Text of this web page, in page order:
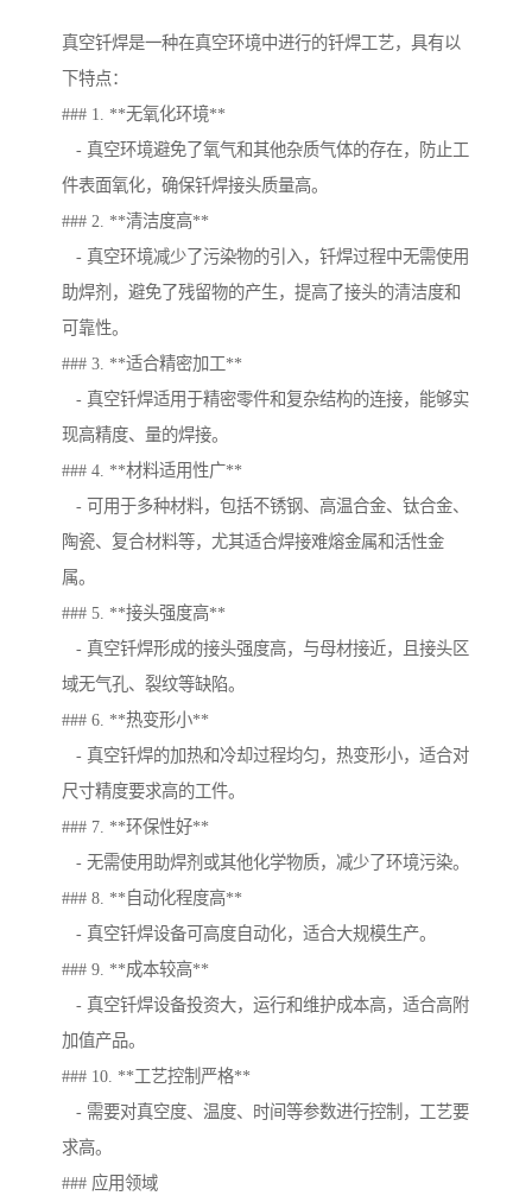
真空钎焊是一种在真空环境中进行的钎焊工艺，具有以
下特点：
### 1. **无氧化环境**
- 真空环境避免了氧气和其他杂质气体的存在，防止工
件表面氧化，确保钎焊接头质量高。
### 2. **清洁度高**
- 真空环境减少了污染物的引入，钎焊过程中无需使用
助焊剂，避免了残留物的产生，提高了接头的清洁度和
可靠性。
### 3. **适合精密加工**
- 真空钎焊适用于精密零件和复杂结构的连接，能够实
现高精度、量的焊接。
### 4. **材料适用性广**
- 可用于多种材料，包括不锈钢、高温合金、钛合金、
陶瓷、复合材料等，尤其适合焊接难熔金属和活性金
属。
### 5. **接头强度高**
- 真空钎焊形成的接头强度高，与母材接近，且接头区
域无气孔、裂纹等缺陷。
### 6. **热变形小**
- 真空钎焊的加热和冷却过程均匀，热变形小，适合对
尺寸精度要求高的工件。
### 7. **环保性好**
- 无需使用助焊剂或其他化学物质，减少了环境污染。
### 8. **自动化程度高**
- 真空钎焊设备可高度自动化，适合大规模生产。
### 9. **成本较高**
- 真空钎焊设备投资大，运行和维护成本高，适合高附
加值产品。
### 10. **工艺控制严格**
- 需要对真空度、温度、时间等参数进行控制，工艺要
求高。
### 应用领域